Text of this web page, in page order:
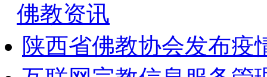
佛教资讯
陕西省佛教协会发布疫